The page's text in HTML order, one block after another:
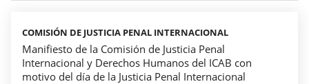
COMISIÓN DE JUSTICIA PENAL INTERNACIONAL
Manifiesto de la Comisión de Justicia Penal
Internacional y Derechos Humanos del ICAB con
motivo del día de la Justicia Penal Internacional